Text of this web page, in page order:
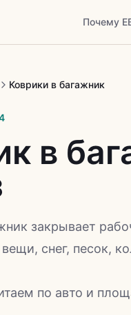
Почему
Коврики в багажник
в
закрывает
снег, песок,
по авто и